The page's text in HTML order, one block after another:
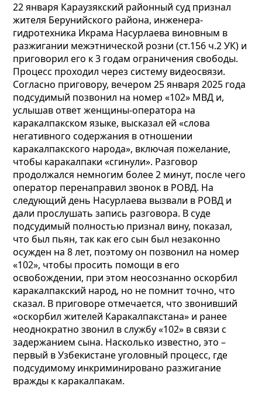
22 января Караузякский районный суд признал
жителя Берунийского района, инженера-
гидротехника Икрама Насурлаева виновным в
разжигании межэтнической розни (ст.156 ч.2 УК) и
приговорил его к 3 годам ограничения свободы.
Процесс проходил через систему видеосвязи.
Согласно приговору, вечером 25 января 2025 года
подсудимый позвонил на номер «102» МВД и,
услышав ответ женщины-оператора на
каракалпакском языке, высказал ей «слова
негативного содержания в отношении
каракалпакского народа», включая пожелание,
чтобы каракалпаки «сгинули». Разговор
продолжался немногим более 2 минут, после чего
оператор перенаправил звонок в РОВД. На
следующий день Насурлаева вызвали в РОВД и
дали прослушать запись разговора. В суде
подсудимый полностью признал вину, показал,
что был пьян, так как его сын был незаконно
осужден на 8 лет, поэтому он позвонил на номер
«102», чтобы просить помощи в его
освобождении, при этом неосознанно оскорбил
каракалпакский народ, но не помнит точно, что
сказал. В приговоре отмечается, что звонивший
«оскорбил жителей Каракалпакстана» и ранее
неоднократно звонил в службу «102» в связи с
задержанием сына. Насколько известно, это –
первый в Узбекистане уголовный процесс, где
подсудимому инкриминировано разжигание
вражды к каракалпакам.